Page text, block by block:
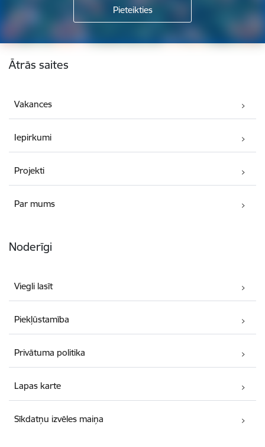
Kājene
Ātrās saites
Vakances
Iepirkumi
Projekti
Par mums
Noderīgi
Viegli lasīt
Piekļūstamība
Privātuma politika
Lapas karte
Sīkdatņu izvēles maiņa